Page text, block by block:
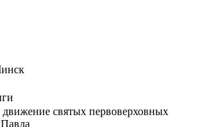
святых первоверховных